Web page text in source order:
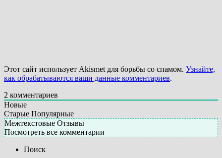
Этот сайт использует Akismet для борьбы со спамом. Узнайте,
как обрабатываются ваши данные комментариев.
2 комментариев
Новые
Старые Популярные
Межтекстовые Отзывы
Посмотреть все комментарии
Поиск